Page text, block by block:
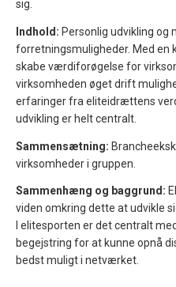
sig.
Indhold: Personlig udvikling og
forretningsmuligheder. Med en
skabe værdiforøgelse for
virksomheden øget drift
erfaringer fra eliteidrættens
udvikling er helt centralt.
Sammensætning:
virksomheder i gruppen.
Sammenhæng og baggrund:
viden omkring dette at udvikle
I elitesporten er det centralt
begejstring for at kunne opnå
bedst muligt i netværket.